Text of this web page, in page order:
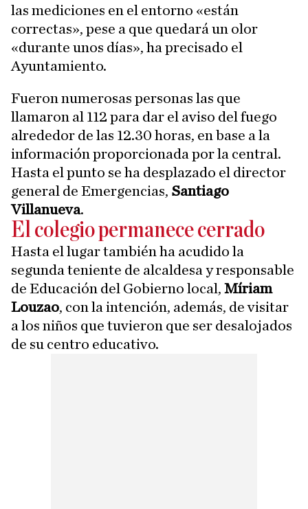
las mediciones en el entorno «están
correctas», pese a que quedará un olor
«durante unos días», ha precisado el
Ayuntamiento.
Fueron numerosas personas las que
llamaron al 112 para dar el aviso del fuego
alrededor de las 12.30 horas, en base a la
información proporcionada por la central.
Hasta el punto se ha desplazado el director
general de Emergencias, Santiago
Villanueva.
El colegio permanece cerrado
Hasta el lugar también ha acudido la
segunda teniente de alcaldesa y responsable
de Educación del Gobierno local, Míriam
Louzao, con la intención, además, de visitar
a los niños que tuvieron que ser desalojados
de su centro educativo.